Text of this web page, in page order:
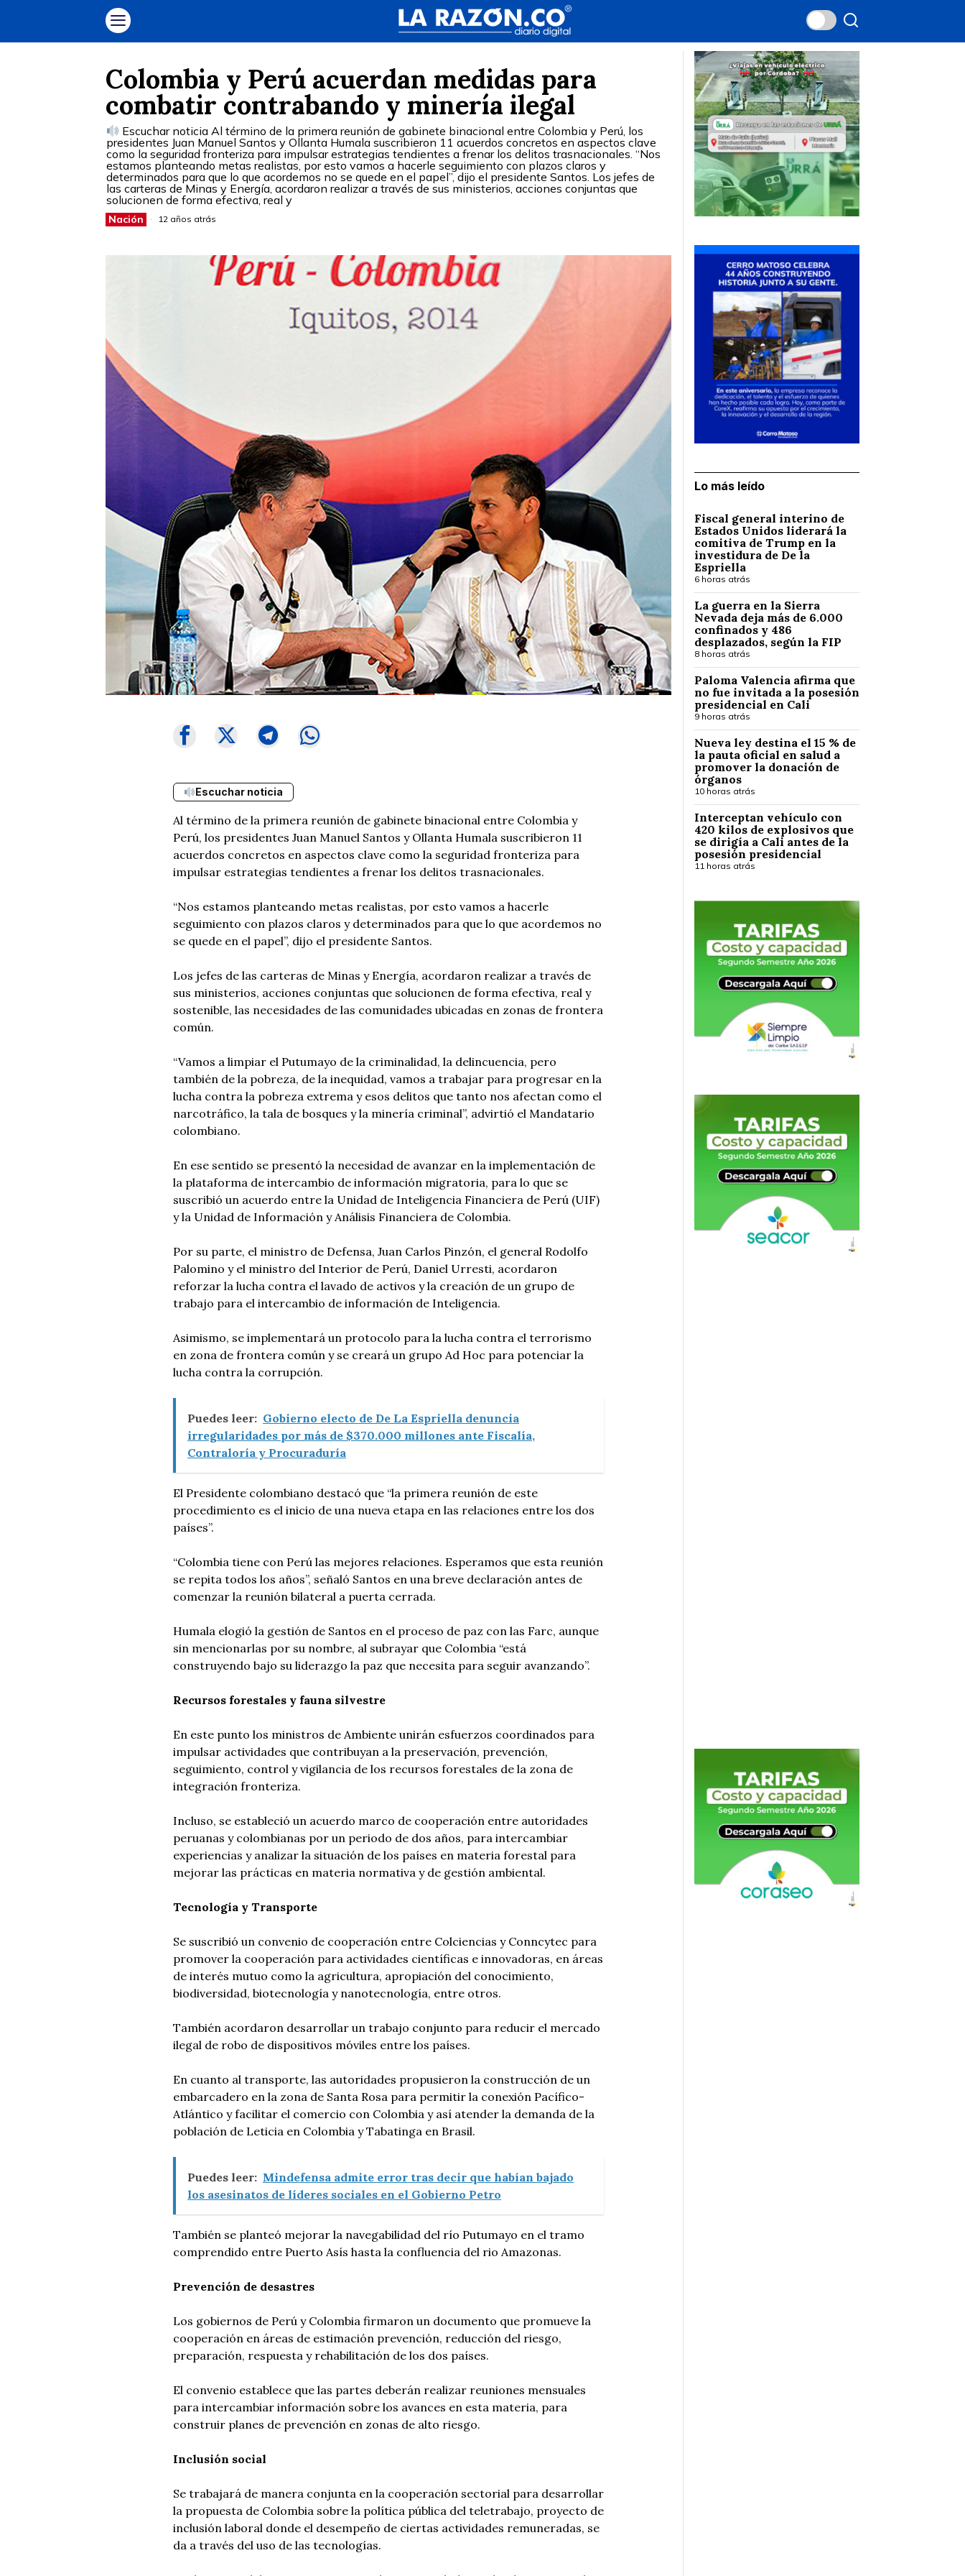
Colombia y Perú acuerdan medidas para
combatir contrabando y minería ilegal
Escuchar noticia Al término de la primera reunión de gabinete binacional entre Colombia y Perú, los
presidentes Juan Manuel Santos y Ollanta Humala suscribieron 11 acuerdos concretos en aspectos clave
como la seguridad fronteriza para impulsar estrategias tendientes a frenar los delitos trasnacionales. “Nos
estamos planteando metas realistas, por esto vamos a hacerle seguimiento con plazos claros y
determinados para que lo que acordemos no se quede en el papel”, dijo el presidente Santos. Los jefes de
las carteras de Minas y Energía, acordaron realizar a través de sus ministerios, acciones conjuntas que
solucionen de forma efectiva, real y
Nación 12 años atrás
Escuchar noticia
Al término de la primera reunión de gabinete binacional entre Colombia y
Perú, los presidentes Juan Manuel Santos y Ollanta Humala suscribieron 11
acuerdos concretos en aspectos clave como la seguridad fronteriza para
impulsar estrategias tendientes a frenar los delitos trasnacionales.
“Nos estamos planteando metas realistas, por esto vamos a hacerle
seguimiento con plazos claros y determinados para que lo que acordemos no
se quede en el papel”, dijo el presidente Santos.
Los jefes de las carteras de Minas y Energía, acordaron realizar a través de
sus ministerios, acciones conjuntas que solucionen de forma efectiva, real y
sostenible, las necesidades de las comunidades ubicadas en zonas de frontera
común.
“Vamos a limpiar el Putumayo de la criminalidad, la delincuencia, pero
también de la pobreza, de la inequidad, vamos a trabajar para progresar en la
lucha contra la pobreza extrema y esos delitos que tanto nos afectan como el
narcotráfico, la tala de bosques y la minería criminal”, advirtió el Mandatario
colombiano.
En ese sentido se presentó la necesidad de avanzar en la implementación de
la plataforma de intercambio de información migratoria, para lo que se
suscribió un acuerdo entre la Unidad de Inteligencia Financiera de Perú (UIF)
y la Unidad de Información y Análisis Financiera de Colombia.
Por su parte, el ministro de Defensa, Juan Carlos Pinzón, el general Rodolfo
Palomino y el ministro del Interior de Perú, Daniel Urresti, acordaron
reforzar la lucha contra el lavado de activos y la creación de un grupo de
trabajo para el intercambio de información de Inteligencia.
Asimismo, se implementará un protocolo para la lucha contra el terrorismo
en zona de frontera común y se creará un grupo Ad Hoc para potenciar la
lucha contra la corrupción.
Puedes leer: Gobierno electo de De La Espriella denuncia
irregularidades por más de $370.000 millones ante Fiscalía,
Contraloría y Procuraduría
El Presidente colombiano destacó que “la primera reunión de este
procedimiento es el inicio de una nueva etapa en las relaciones entre los dos
países”.
“Colombia tiene con Perú las mejores relaciones. Esperamos que esta reunión
se repita todos los años”, señaló Santos en una breve declaración antes de
comenzar la reunión bilateral a puerta cerrada.
Humala elogió la gestión de Santos en el proceso de paz con las Farc, aunque
sin mencionarlas por su nombre, al subrayar que Colombia “está
construyendo bajo su liderazgo la paz que necesita para seguir avanzando”.
Recursos forestales y fauna silvestre
En este punto los ministros de Ambiente unirán esfuerzos coordinados para
impulsar actividades que contribuyan a la preservación, prevención,
seguimiento, control y vigilancia de los recursos forestales de la zona de
integración fronteriza.
Incluso, se estableció un acuerdo marco de cooperación entre autoridades
peruanas y colombianas por un periodo de dos años, para intercambiar
experiencias y analizar la situación de los países en materia forestal para
mejorar las prácticas en materia normativa y de gestión ambiental.
Tecnología y Transporte
Se suscribió un convenio de cooperación entre Colciencias y Conncytec para
promover la cooperación para actividades científicas e innovadoras, en áreas
de interés mutuo como la agricultura, apropiación del conocimiento,
biodiversidad, biotecnología y nanotecnología, entre otros.
También acordaron desarrollar un trabajo conjunto para reducir el mercado
ilegal de robo de dispositivos móviles entre los países.
En cuanto al transporte, las autoridades propusieron la construcción de un
embarcadero en la zona de Santa Rosa para permitir la conexión Pacífico-
Atlántico y facilitar el comercio con Colombia y así atender la demanda de la
población de Leticia en Colombia y Tabatinga en Brasil.
Puedes leer: Mindefensa admite error tras decir que habían bajado
los asesinatos de líderes sociales en el Gobierno Petro
También se planteó mejorar la navegabilidad del río Putumayo en el tramo
comprendido entre Puerto Asís hasta la confluencia del rio Amazonas.
Prevención de desastres
Los gobiernos de Perú y Colombia firmaron un documento que promueve la
cooperación en áreas de estimación prevención, reducción del riesgo,
preparación, respuesta y rehabilitación de los dos países.
El convenio establece que las partes deberán realizar reuniones mensuales
para intercambiar información sobre los avances en esta materia, para
construir planes de prevención en zonas de alto riesgo.
Inclusión social
Se trabajará de manera conjunta en la cooperación sectorial para desarrollar
la propuesta de Colombia sobre la política pública del teletrabajo, proyecto de
inclusión laboral donde el desempeño de ciertas actividades remuneradas, se
da a través del uso de las tecnologías.
Lo más leído
Fiscal general interino de
Estados Unidos liderará la
comitiva de Trump en la
investidura de De la
Espriella
6 horas atrás
La guerra en la Sierra
Nevada deja más de 6.000
confinados y 486
desplazados, según la FIP
8 horas atrás
Paloma Valencia afirma que
no fue invitada a la posesión
presidencial en Cali
9 horas atrás
Nueva ley destina el 15 % de
la pauta oficial en salud a
promover la donación de
órganos
10 horas atrás
Interceptan vehículo con
420 kilos de explosivos que
se dirigía a Cali antes de la
posesión presidencial
11 horas atrás